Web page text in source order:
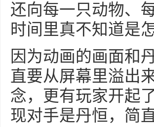
还向每一只动物、
时间里真不知道是
因为动画的画面和
直要从屏幕里溢出
念，更有玩家开起
现对手是丹恒，简